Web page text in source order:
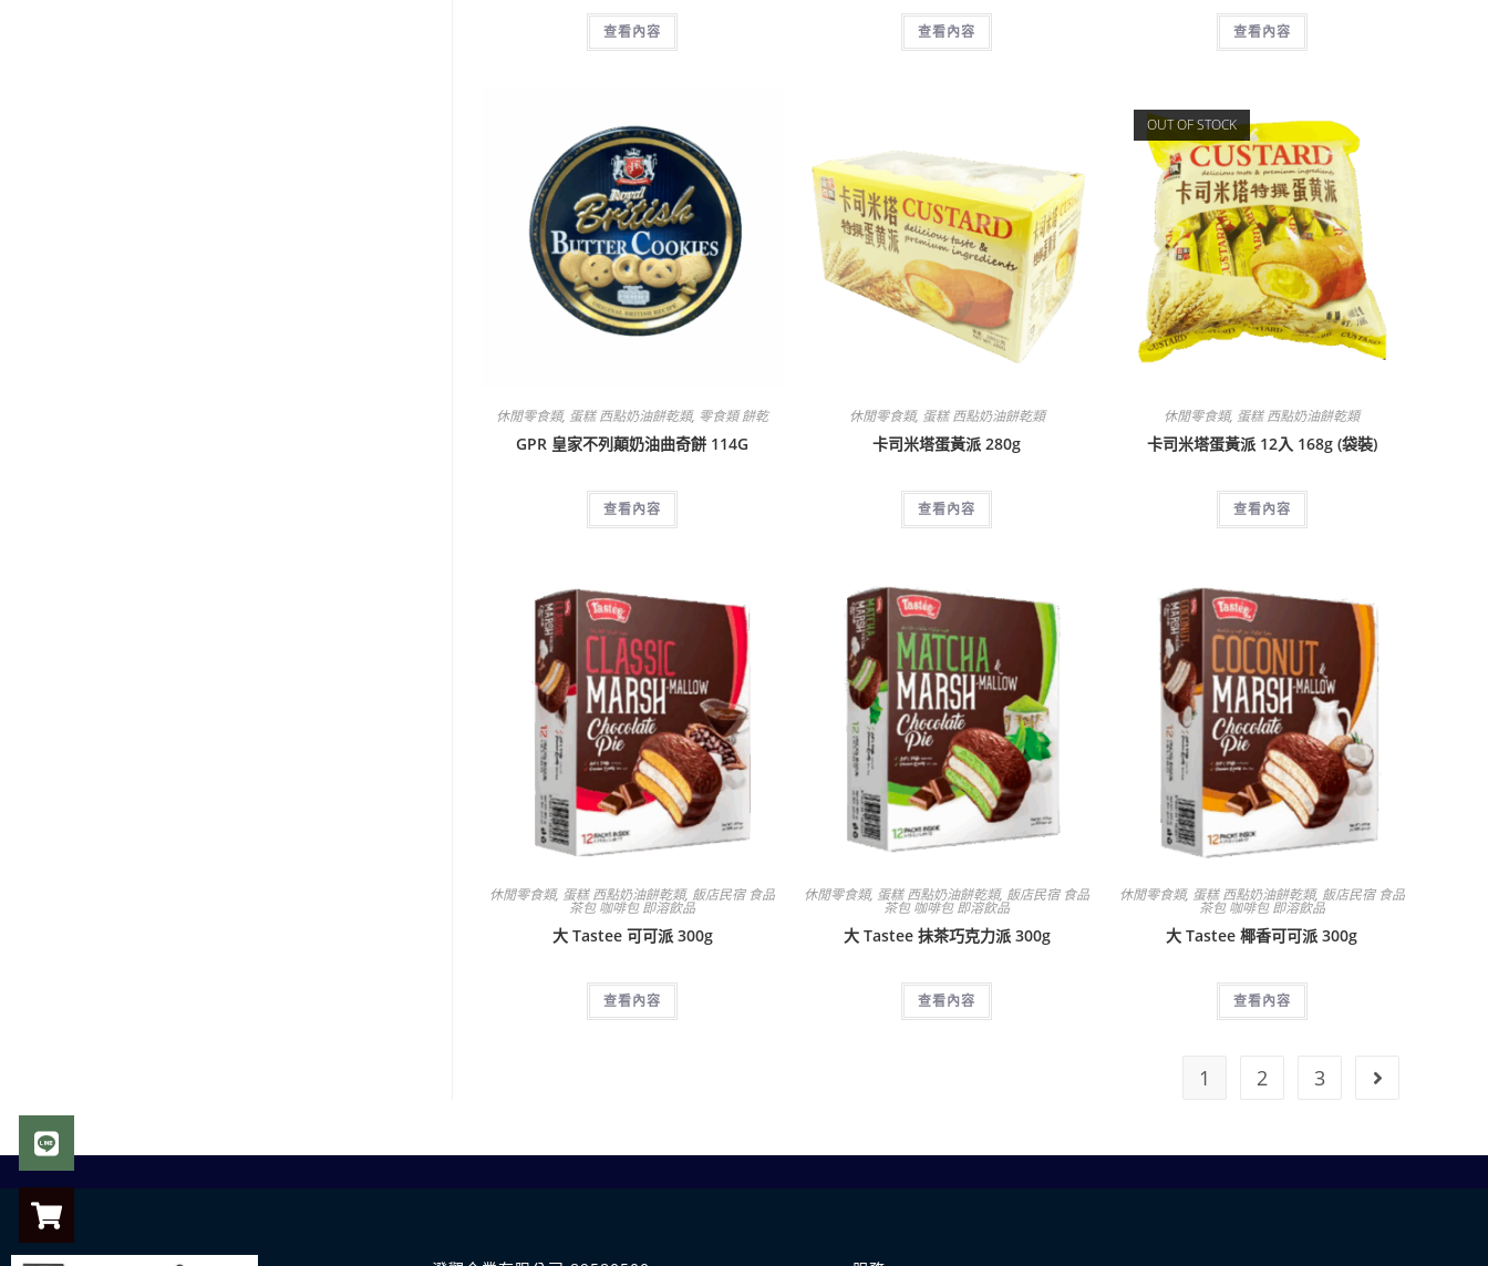
查看內容 查看內容 查看內容
休閒零食類, 蛋糕 西點奶油餅乾類, 零食類 餅乾
GPR 皇家不列顛奶油曲奇餅 114G
查看內容
休閒零食類, 蛋糕 西點奶油餅乾類
卡司米塔蛋黃派 280g
查看內容
OUT OF STOCK
休閒零食類, 蛋糕 西點奶油餅乾類
卡司米塔蛋黃派 12入 168g (袋裝)
查看內容
休閒零食類, 蛋糕 西點奶油餅乾類, 飯店民宿 食品
茶包 咖啡包 即溶飲品
大 Tastee 可可派 300g
查看內容
休閒零食類, 蛋糕 西點奶油餅乾類, 飯店民宿 食品
茶包 咖啡包 即溶飲品
大 Tastee 抺茶巧克力派 300g
查看內容
休閒零食類, 蛋糕 西點奶油餅乾類, 飯店民宿 食品
茶包 咖啡包 即溶飲品
大 Tastee 椰香可可派 300g
查看內容
1 2 3